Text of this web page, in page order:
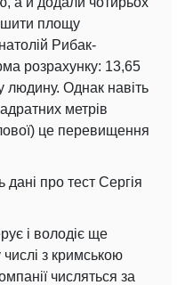
площу
Рибак-
розрахунку: 13,65
людину. Однак навіть
метрів
це перевищення
дані про тест Сергія
і володіє ще
з кримською
числяться за